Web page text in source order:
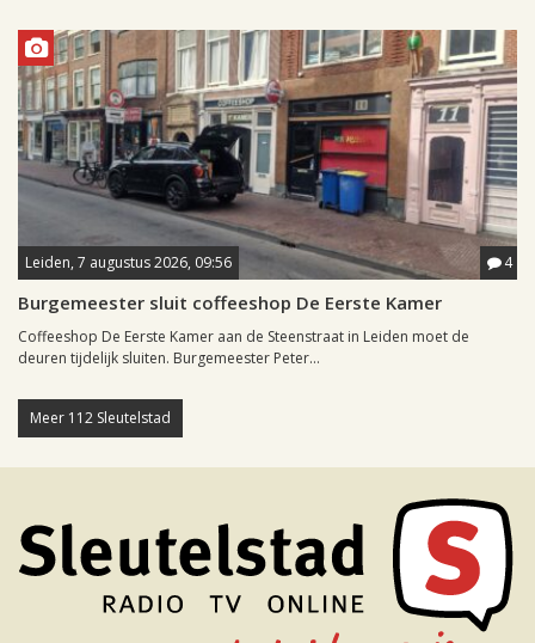
Leiden, 7 augustus 2026, 09:56 4
Burgemeester sluit coffeeshop De Eerste Kamer
Coffeeshop De Eerste Kamer aan de Steenstraat in Leiden moet de
deuren tijdelijk sluiten. Burgemeester Peter...
Meer 112 Sleutelstad